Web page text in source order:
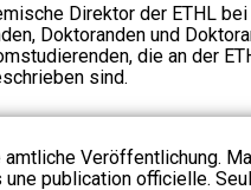
Direktor der ETHL bei
Doktoranden und
die an der
sind.
Veröffentlichung.
une publication officielle.